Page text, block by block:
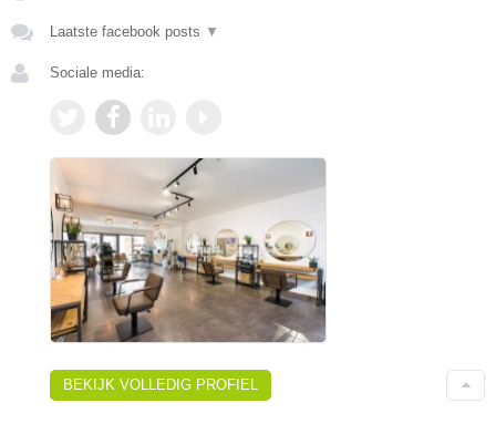
Laatste facebook posts ▼
Sociale media:
BEKIJK VOLLEDIG PROFIEL